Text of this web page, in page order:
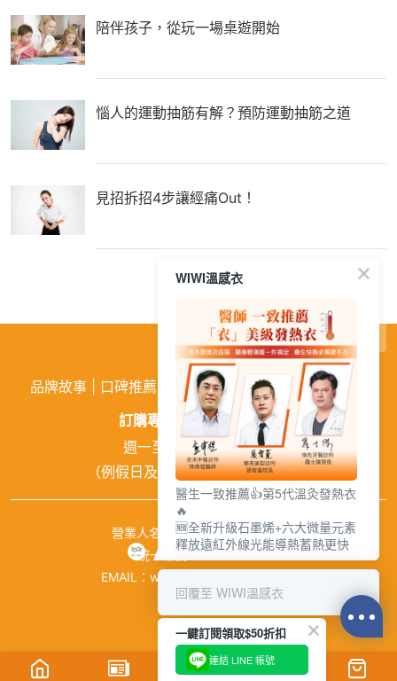
陪伴孩子，從玩一場桌遊開始
惱人的運動抽筋有解？預防運動抽筋之道
見招拆招4步讓經痛Out！
品牌故事 口碑推薦 購物需知 | 活動訊息 |企業徵才
訂購專線:
02-26026810
週一至週五 9:00~18:00
（例假日及中午12:00~13:00休息）
營業人名稱：興濠企業有限公司
統一編號：84941651
EMAIL：wiwishop168@gmail.com
©wiwi.com
WIWI溫感衣
醫生一致推薦👍第5代溫灸發熱衣
🔥
🆕全新升級石墨烯+六大微量元素
釋放遠紅外線光能導熱蓄熱更快
回覆至 WIWI溫感衣
一鍵訂閱領取$50折扣
連結 LINE 帳號